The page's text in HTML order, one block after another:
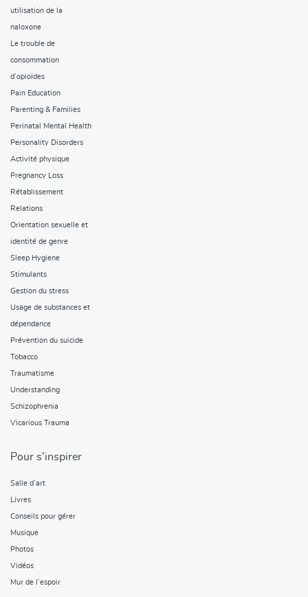
utilisation de la
naloxone
Le trouble de
consommation
d’opioïdes
Pain Education
Parenting & Families
Perinatal Mental Health
Personality Disorders
Activité physique
Pregnancy Loss
Rétablissement
Relations
Orientation sexuelle et
identité de genre
Sleep Hygiene
Stimulants
Gestion du stress
Usage de substances et
dépendance
Prévention du suicide
Tobacco
Traumatisme
Understanding
Schizophrenia
Vicarious Trauma
Pour s’inspirer
Salle d’art
Livres
Conseils pour gérer
Musique
Photos
Vidéos
Mur de l’espoir